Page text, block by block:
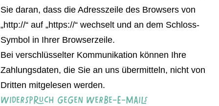
Sie daran, dass die Adresszeile des Browsers von
„http://“ auf „https://“ wechselt und an dem Schloss-
Symbol in Ihrer Browserzeile.
Bei verschlüsselter Kommunikation können Ihre
Zahlungsdaten, die Sie an uns übermitteln, nicht von
Dritten mitgelesen werden.
Widerspruch gegen Werbe-E-Mails